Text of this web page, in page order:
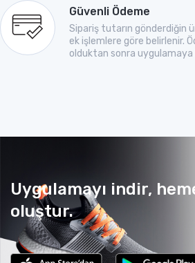
Güvenli Ödeme
Sipariş tutarın gönderdiğin
ek işlemlere göre belirlenir.
olduktan sonra uygulamaya
Uygulamayı indir,
oluştur.